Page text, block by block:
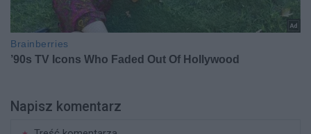
Napisz komentarz